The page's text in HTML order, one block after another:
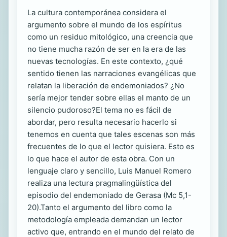
La cultura contemporánea considera el
argumento sobre el mundo de los espíritus
como un residuo mitológico, una creencia que
no tiene mucha razón de ser en la era de las
nuevas tecnologías. En este contexto, ¿qué
sentido tienen las narraciones evangélicas que
relatan la liberación de endemoniados? ¿No
sería mejor tender sobre ellas el manto de un
silencio pudoroso?El tema no es fácil de
abordar, pero resulta necesario hacerlo si
tenemos en cuenta que tales escenas son más
frecuentes de lo que el lector quisiera. Esto es
lo que hace el autor de esta obra. Con un
lenguaje claro y sencillo, Luis Manuel Romero
realiza una lectura pragmalingüística del
episodio del endemoniado de Gerasa (Mc 5,1-
20).Tanto el argumento del libro como la
metodología empleada demandan un lector
activo que, entrando en el mundo del relato de